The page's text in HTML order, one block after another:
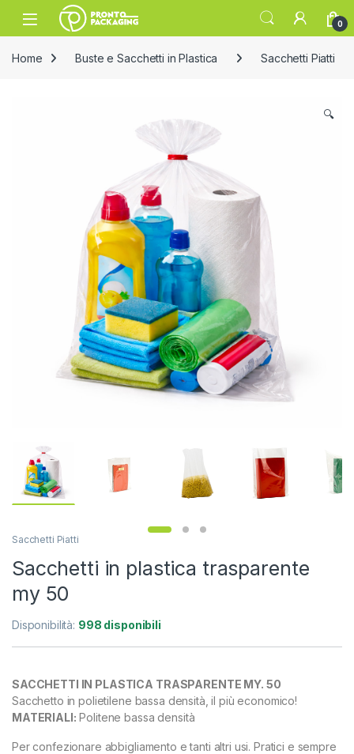
Skip to navigation
Skip to content
Open 0
Home Buste e Sacchetti in Plastica Sacchetti Piatti
🔍
Sacchetti Piatti
Sacchetti in plastica trasparente
my 50
Disponibilità: 998 disponibili
SACCHETTI IN PLASTICA TRASPARENTE MY. 50
Sacchetto in polietilene bassa densità, il più economico!
MATERIALI: Politene bassa densità
Per confezionare abbigliamento e tanti altri usi. Pratici e sempre